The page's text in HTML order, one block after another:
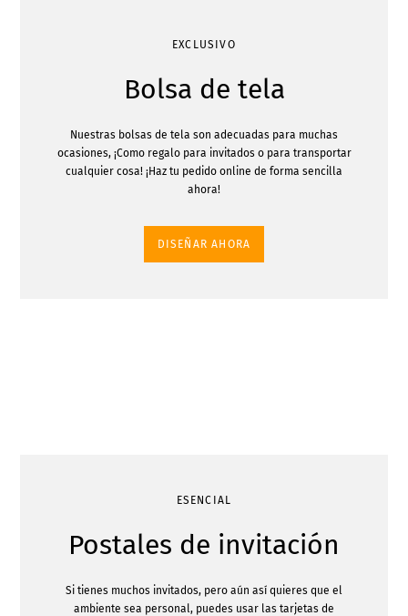
EXCLUSIVO
Bolsa de tela
Nuestras bolsas de tela son adecuadas para muchas
ocasiones, ¡Como regalo para invitados o para transportar
cualquier cosa! ¡Haz tu pedido online de forma sencilla
ahora!
DISEÑAR AHORA
ESENCIAL
Postales de invitación
Si tienes muchos invitados, pero aún así quieres que el
ambiente sea personal, puedes usar las tarjetas de